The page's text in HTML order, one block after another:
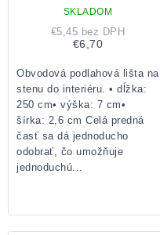
SKLADOM
€5,45 bez DPH
€6,70
Obvodová podlahová lišta na
stenu do interiéru. • dĺžka:
250 cm• výška: 7 cm•
šírka: 2,6 cm Celá predná
časť sa dá jednoducho
odobrať, čo umožňuje
jednoduchú...